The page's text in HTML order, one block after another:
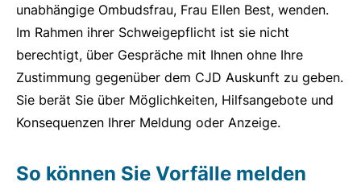
unabhängige Ombudsfrau, Frau Ellen Best, wenden.
Im Rahmen ihrer Schweigepflicht ist sie nicht
berechtigt, über Gespräche mit Ihnen ohne Ihre
Zustimmung gegenüber dem CJD Auskunft zu geben.
Sie berät Sie über Möglichkeiten, Hilfsangebote und
Konsequenzen Ihrer Meldung oder Anzeige.
So können Sie Vorfälle melden